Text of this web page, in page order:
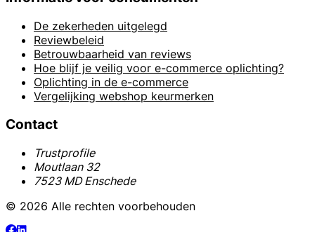
De zekerheden uitgelegd
Reviewbeleid
Betrouwbaarheid van reviews
Hoe blijf je veilig voor e-commerce oplichting?
Oplichting in de e-commerce
Vergelijking webshop keurmerken
Contact
Trustprofile
Moutlaan 32
7523 MD Enschede
© 2026 Alle rechten voorbehouden